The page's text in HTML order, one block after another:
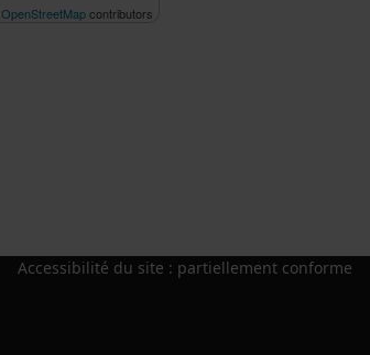
OpenStreetMapcontributors
Accessibilité du site : partiellement conforme